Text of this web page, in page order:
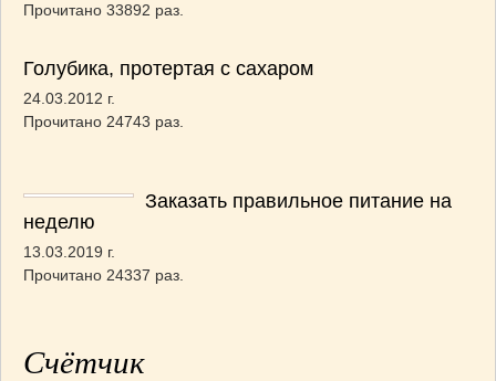
Прочитано 33892 раз.
Голубика, протертая с сахаром
24.03.2012 г.
Прочитано 24743 раз.
Заказать правильное питание на
неделю
13.03.2019 г.
Прочитано 24337 раз.
Счётчик